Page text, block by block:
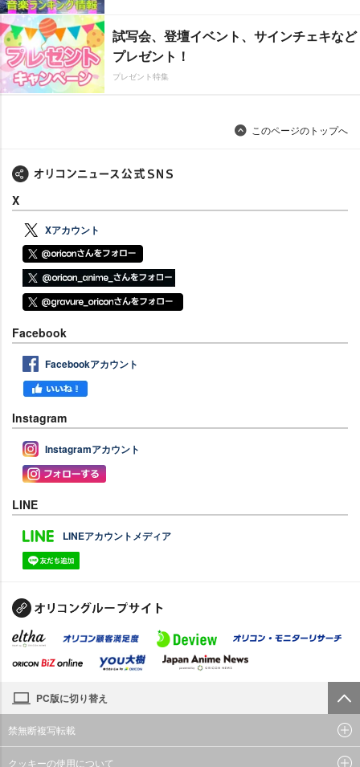
試写会、登壇イベント、サインチェキなど
プレゼント！
プレゼント特集
このページのトップへ
X
Xアカウント
Facebook
Facebookアカウント
Instagram
Instagramアカウント
LINE
LINEアカウントメディア
PC版に切り替え
禁無断複写転載
クッキーの使用について